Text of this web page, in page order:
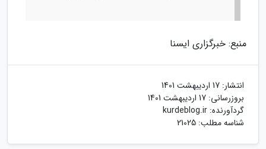
منبع: خبرگزاری ایسنا
انتشار: 17 اردیبهشت 1401
بروزرسانی: 17 اردیبهشت 1401
گردآورنده: kurdeblog.ir
شناسه مطلب: 21025